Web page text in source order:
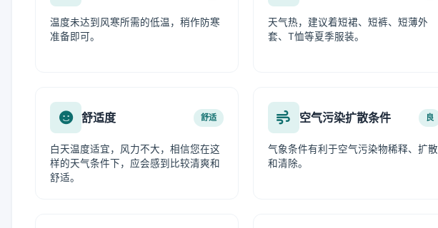
温度未达到风寒所需的低温，稍作防寒
准备即可。
天气热，建议着短裙、短裤、短薄外
套、T恤等夏季服装。
舒适度 舒适
白天温度适宜，风力不大，相信您在这
样的天气条件下，应会感到比较清爽和
舒适。
空气污染扩散条件 良
气象条件有利于空气污染物稀释、扩散
和清除。